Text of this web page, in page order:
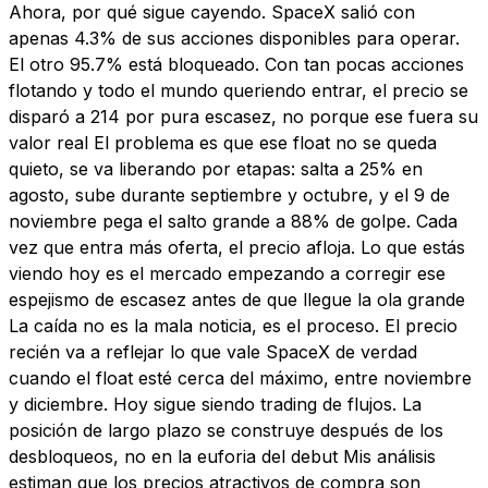
Ahora, por qué sigue cayendo. SpaceX salió con
apenas 4.3% de sus acciones disponibles para operar.
El otro 95.7% está bloqueado. Con tan pocas acciones
flotando y todo el mundo queriendo entrar, el precio se
disparó a 214 por pura escasez, no porque ese fuera su
valor real El problema es que ese float no se queda
quieto, se va liberando por etapas: salta a 25% en
agosto, sube durante septiembre y octubre, y el 9 de
noviembre pega el salto grande a 88% de golpe. Cada
vez que entra más oferta, el precio afloja. Lo que estás
viendo hoy es el mercado empezando a corregir ese
espejismo de escasez antes de que llegue la ola grande
La caída no es la mala noticia, es el proceso. El precio
recién va a reflejar lo que vale SpaceX de verdad
cuando el float esté cerca del máximo, entre noviembre
y diciembre. Hoy sigue siendo trading de flujos. La
posición de largo plazo se construye después de los
desbloqueos, no en la euforia del debut Mis análisis
estiman que los precios atractivos de compra son